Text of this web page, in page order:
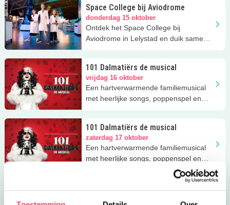
Space College bij Aviodrome
donderdag 15 oktober
Ontdek het Space College bij
Aviodrome in Lelystad en duik samen
101 Dalmatiërs de musical
vrijdag 16 oktober
Een hartverwarmende familiemusical
met heerlijke songs, poppenspel en
101 Dalmatiërs de musical
zaterdag 17 oktober
Een hartverwarmende familiemusical
met heerlijke songs, poppenspel en